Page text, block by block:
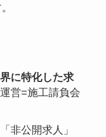
に特化した求
運営=施工請負会
非公開求人」